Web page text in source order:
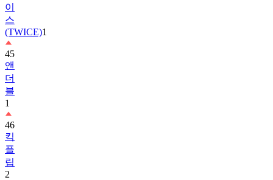
이
스
(TWICE)1
45
앤
더
블
1
46
킥
플
립
2